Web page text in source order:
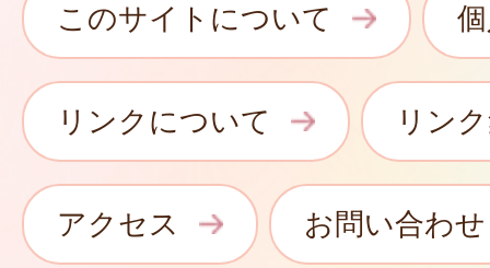
このサイトについて
リンクについて リン
アクセス お問い合わせ